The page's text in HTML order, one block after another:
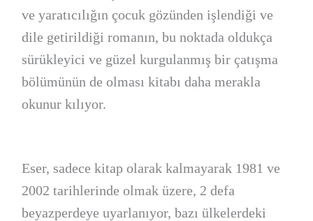
ve yaratıcılığın çocuk gözünden işlendiği ve
dile getirildiği romanın, bu noktada oldukça
sürükleyici ve güzel kurgulanmış bir çatışma
bölümünün de olması kitabı daha merakla
okunur kılıyor.
Eser, sadece kitap olarak kalmayarak 1981 ve
2002 tarihlerinde olmak üzere, 2 defa
beyazperdeye uyarlanıyor, bazı ülkelerdeki